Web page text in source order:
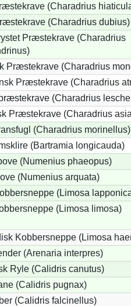
(Charadrius
(Charadrius dubius)
Præstekrave (Charadrius
Præstekrave (Charadrius
Præstekrave (Charadrius
(Charadrius
Præstekrave (Charadrius
(Charadrius morinellus)
(Bartramia longicauda)
(Numenius phaeopus)
(Numenius arquata)
(Limosa
(Limosa limosa)
Kobbersneppe (Limosa
(Arenaria interpres)
Ryle (Calidris canutus)
(Calidris pugnax)
(Calidris falcinellus)